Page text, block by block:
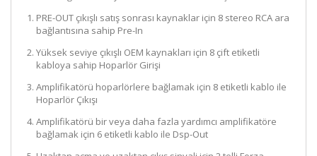
PRE-OUT çıkışlı satış sonrası kaynaklar için 8 stereo RCA ara
bağlantısına sahip Pre-In
Yüksek seviye çıkışlı OEM kaynakları için 8 çift etiketli
kabloya sahip Hoparlör Girişi
Amplifikatörü hoparlörlere bağlamak için 8 etiketli kablo ile
Hoparlör Çıkışı
Amplifikatörü bir veya daha fazla yardımcı amplifikatöre
bağlamak için 6 etiketli kablo ile Dsp-Out